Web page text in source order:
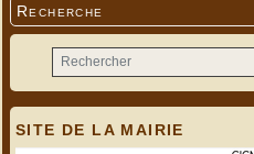
Recherche
SITE DE LA MAIRIE